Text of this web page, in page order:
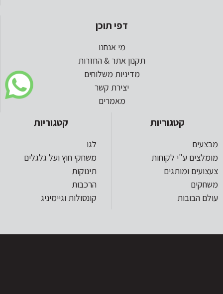
דפי תוכן
מי אנחנו
תקנון אתר & החזרות
מדיניות משלוחים
יצירת קשר
מאמרים
קטגוריות
מבצעים
מומלצים ע"י לקוחות
צעצועים ומותגים
משחקים
עולם הבובות
קטגוריות
לגו
משחקי חוץ ועל גלגלים
תינוקות
הרכבות
קונסולות וגיימיניג